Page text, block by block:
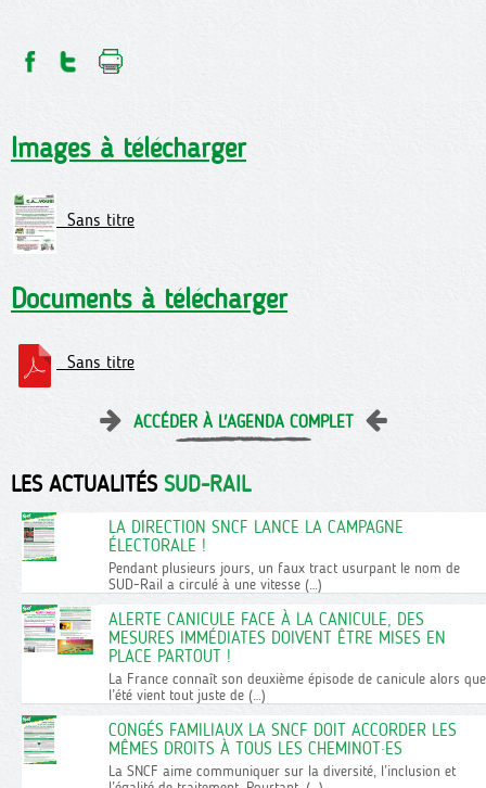
Images à télécharger
Sans titre
Documents à télécharger
Sans titre
ACCÉDER À L'AGENDA COMPLET
LES ACTUALITÉS SUD-RAIL
LA DIRECTION SNCF LANCE LA CAMPAGNE
ÉLECTORALE !
Pendant plusieurs jours, un faux tract usurpant le nom de
SUD-Rail a circulé à une vitesse (…)
ALERTE CANICULE FACE À LA CANICULE, DES
MESURES IMMÉDIATES DOIVENT ÊTRE MISES EN
PLACE PARTOUT !
La France connaît son deuxième épisode de canicule alors que
l’été vient tout juste de (…)
CONGÉS FAMILIAUX LA SNCF DOIT ACCORDER LES
MÊMES DROITS À TOUS LES CHEMINOT·ES
La SNCF aime communiquer sur la diversité, l’inclusion et